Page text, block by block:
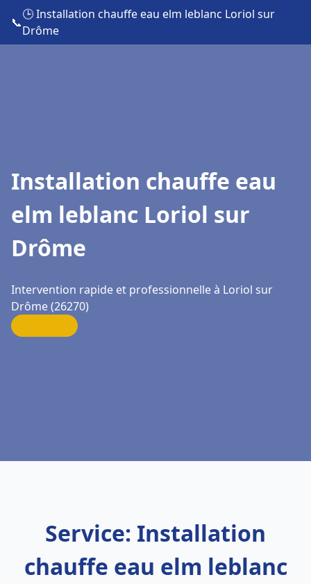
📞
🕒 Installation chauffe eau elm leblanc Loriol sur
Drôme
Installation chauffe eau
elm leblanc Loriol sur
Drôme
Intervention rapide et professionnelle à Loriol sur
Drôme (26270)
Service: Installation
chauffe eau elm leblanc